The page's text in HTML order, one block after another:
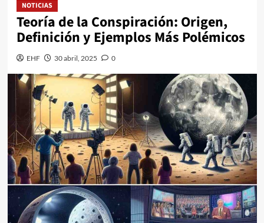
NOTICIAS
Teoría de la Conspiración: Origen,
Definición y Ejemplos Más Polémicos
EHF 30 abril, 2025 0